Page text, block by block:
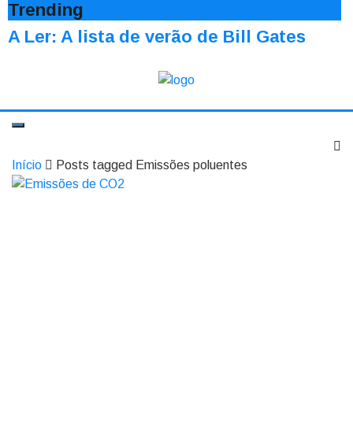
Trending
A Ler: A lista de verão de Bill Gates
Início Posts tagged Emissões poluentes